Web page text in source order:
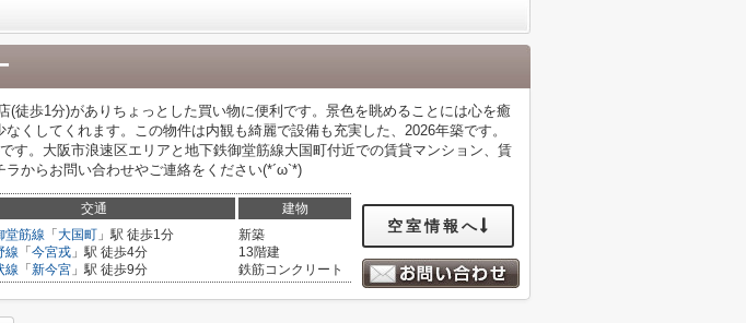
(徒歩1分)がありちょっとした買い物に便利です。景色を眺めることには心を癒
くしてくれます。この物件は内観も綺麗で設備も充実した、2026年築です。
す。大阪市浪速区エリアと地下鉄御堂筋線大国町付近での賃貸マンション、賃
からお問い合わせやご連絡をください(*´ω`*)
交通 建物
堂筋線 「 大国町 」駅 徒歩1分
線 「 今宮戎 」駅 徒歩4分
線 「 新今宮 」駅 徒歩9分
新築
13階建
鉄筋コンクリート
空室情報へ